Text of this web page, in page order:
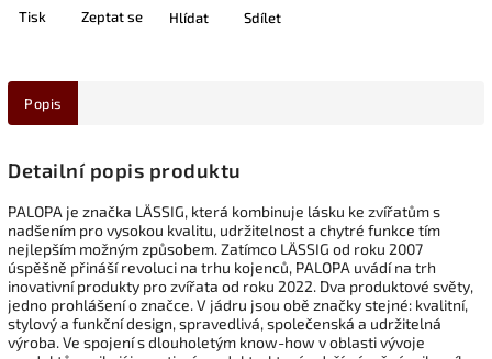
Tisk Zeptat se Hlídat Sdílet
Popis
Detailní popis produktu
PALOPA je značka LÄSSIG, která kombinuje lásku ke zvířatům s
nadšením pro vysokou kvalitu, udržitelnost a chytré funkce tím
nejlepším možným způsobem. Zatímco LÄSSIG od roku 2007
úspěšně přináší revoluci na trhu kojenců, PALOPA uvádí na trh
inovativní produkty pro zvířata od roku 2022. Dva produktové světy,
jedno prohlášení o značce. V jádru jsou obě značky stejné: kvalitní,
stylový a funkční design, spravedlivá, společenská a udržitelná
výroba. Ve spojení s dlouholetým know-how v oblasti vývoje